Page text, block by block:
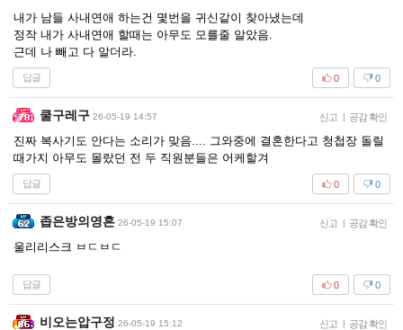
내가 남들 사내연애 하는건 몇번을 귀신같이 찾아냈는데
정작 내가 사내연애 할때는 아무도 모를줄 알았음.
근데 나 빼고 다 알더라.
답글 0
0
쿨구레구 26-05-19 14:57 신고 | 공감 확인
진짜 복사기도 안다는 소리가 맞음.... 그와중에 결혼한다고 청첩장 돌릴
때가지 아무도 몰랐던 전 두 직원분들은 어케할겨
답글 0
0
좁은방의영혼 26-05-19 15:07 신고 | 공감 확인
울리리스크 ㅂㄷㅂㄷ
답글 0
0
비오는압구정 26-05-19 15:12 신고 | 공감 확인